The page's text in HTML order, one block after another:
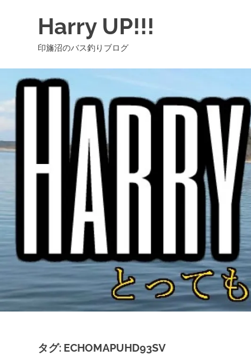
キ
プ
Harry UP!!!
印旛沼のバス釣りブログ
タグ: ECHOMAPUHD93SV